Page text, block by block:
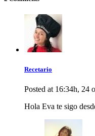
Recetario
Posted at 16:34h, 24
Hola Eva te sigo